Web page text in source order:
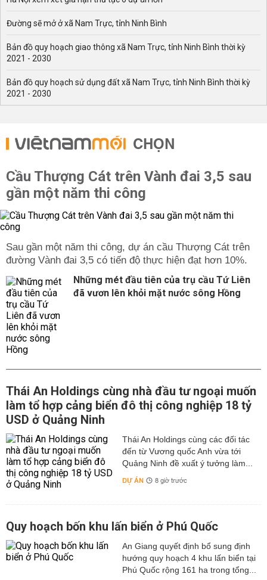
Đường sẽ mở ở xã Nam Trực, tỉnh Ninh Bình
Bản đồ quy hoạch giao thông xã Nam Trực, tỉnh Ninh Bình thời kỳ
2021 - 2030
Bản đồ quy hoạch sử dụng đất xã Nam Trực, tỉnh Ninh Bình thời kỳ
2021 - 2030
CHỌN
Cầu Thượng Cát trên Vành đai 3,5 sau
gần một năm thi công
Sau gần một năm thi công, dự án cầu Thượng Cát trên
đường Vành đai 3,5 có tiến độ thực hiện đạt hơn 10%.
Những mét đầu tiên của trụ cầu Tứ Liên
đã vươn lên khỏi mặt nước sông Hồng
Thái An Holdings cùng nhà đầu tư ngoại muốn
làm tổ hợp cảng biển đô thị công nghiệp 18 tỷ
USD ở Quảng Ninh
Thái An Holdings cùng các đối tác
đến từ Vương quốc Anh vừa tới
Quảng Ninh đề xuất ý tưởng làm...
DỰ ÁN 8 giờ trước
Quy hoạch bốn khu lấn biển ở Phú Quốc
An Giang quyết định bổ sung định
hướng quy hoạch 4 khu lấn biển tại
Phú Quốc rộng 161 ha trong tổng...